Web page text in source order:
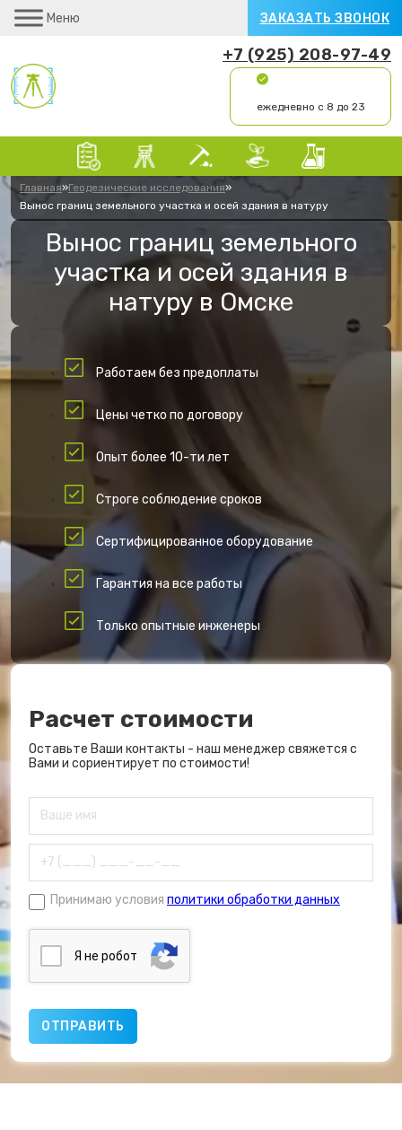
Меню ЗАКАЗАТЬ ЗВОНОК
+7 (925) 208-97-49
ежедневно с 8 до 23
Главная»Геодезические исследования»
Вынос границ земельного участка и осей здания в натуру
Вынос границ земельного
участка и осей здания в
натуру в Омске
Работаем без предоплаты
Цены четко по договору
Опыт более 10-ти лет
Строге соблюдение сроков
Сертифицированное оборудование
Гарантия на все работы
Только опытные инженеры
Расчет стоимости
Оставьте Ваши контакты - наш менеджер свяжется с
Вами и сориентирует по стоимости!
Принимаю условия политики обработки данных
Я нe poбoт